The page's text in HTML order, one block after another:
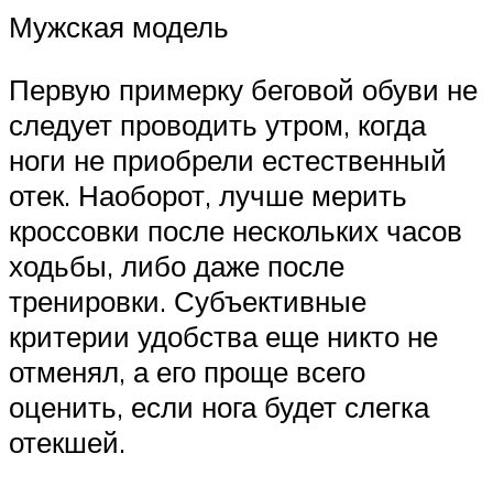
Мужская модель
Первую примерку беговой обуви не
следует проводить утром, когда
ноги не приобрели естественный
отек. Наоборот, лучше мерить
кроссовки после нескольких часов
ходьбы, либо даже после
тренировки. Субъективные
критерии удобства еще никто не
отменял, а его проще всего
оценить, если нога будет слегка
отекшей.